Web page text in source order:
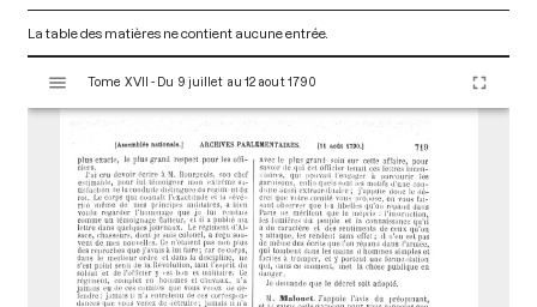
La table des matières ne contient aucune entrée.
s
Tome XVII - Du 9 juillet au 12 aout 1790